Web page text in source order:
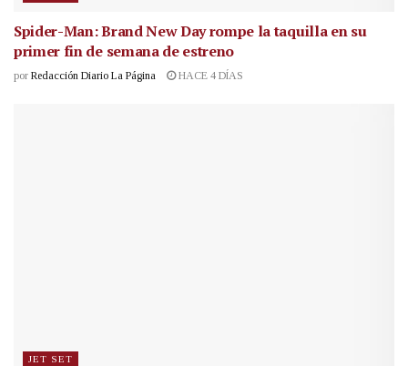
Spider-Man: Brand New Day rompe la taquilla en su
primer fin de semana de estreno
por Redacción Diario La Página HACE 4 DÍAS
JET SET